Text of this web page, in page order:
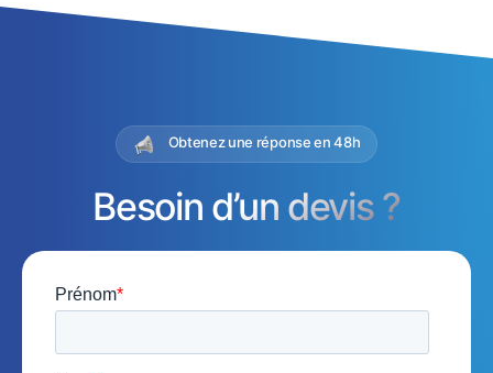
Obtenez une réponse en 48h
Besoin d’un devis ?